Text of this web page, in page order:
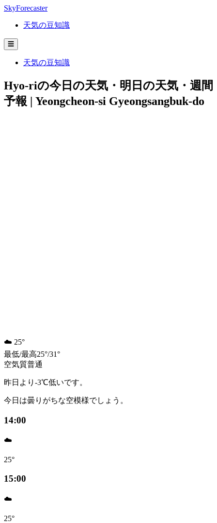
SkyForecaster
天気の豆知識
☰
天気の豆知識
Hyo-riの今日の天気・明日の天気・週間
予報 | Yeongcheon-si Gyeongsangbuk-do
☁️ 25°
最低/最高25°/31°
空気質普通
昨日より-3℃低いです。
今日は曇りがちな空模様でしょう。
14:00
☁️
25°
15:00
☁️
25°